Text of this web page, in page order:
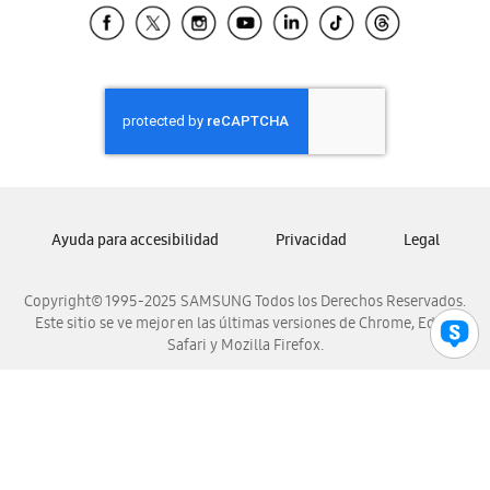
Samsung El Salvador
Samsung Honduras
Samsung Nicaragua
Samsung Panamá
Samsung Venezuela
Copyright© 1995-2025 SAMSUNG Todos los Derechos Reservados.
Este sitio se ve mejor en las últimas versiones de Chrome, Edge,
Safari y Mozilla Firefox.
Ayuda para accesibilidad Privacidad Legal